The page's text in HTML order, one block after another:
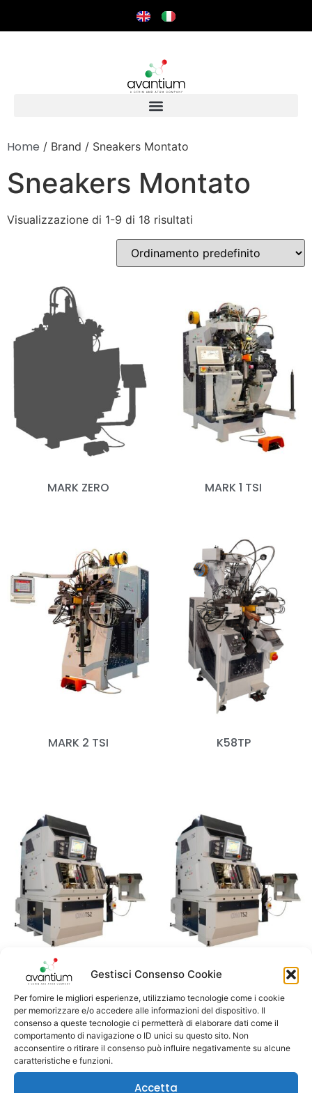
Gestisci Consenso Cookie
Per fornire le migliori esperienze, utilizziamo tecnologie come i cookie
per memorizzare e/o accedere alle informazioni del dispositivo. Il
consenso a queste tecnologie ci permetterà di elaborare dati come il
comportamento di navigazione o ID unici su questo sito. Non
acconsentire o ritirare il consenso può influire negativamente su alcune
caratteristiche e funzioni.
Accetta
Home / Brand / Sneakers Montato
Sneakers Montato
Visualizzazione di 1-9 di 18 risultati
MARK ZERO MARK 1 TSI
MARK 2 TSI K58TP
CD10 TS2/RC CD10 TS2/SC